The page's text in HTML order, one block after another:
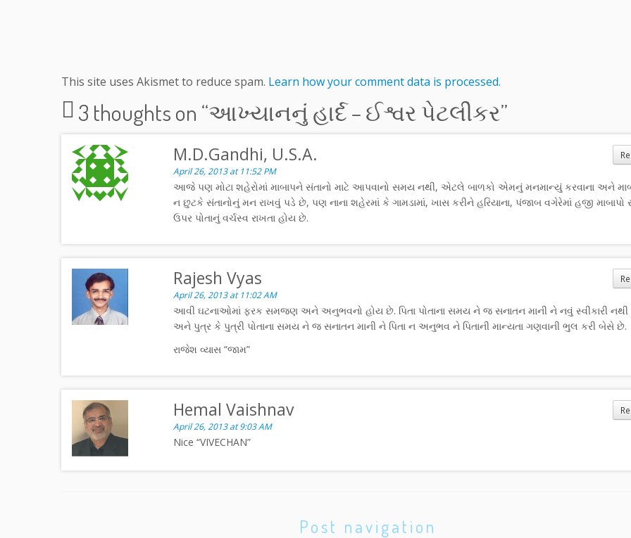
This site uses Akismet to reduce spam. Learn how your comment data is processed.
3 thoughts on “આખ્યાનનું હાર્દ – ઈશ્વર પેટલીકર”
M.D.Gandhi, U.S.A.
April 26, 2013 at 11:52 PM
આજે પણ મોટા શહેરોમાં માબાપને સંતાનો માટે આપવાનો સમય નથી, એટલે બાળકો એમનું મનમાન્યું કરવાના અને
ન છુટકે સંતાનોનું મન રાખવું પડે છે, પણ નાના શહેરમાં કે ગામડામાં, ખાસ કરીને હરિયાના, પંજાબ વગેરેમાં હજી માબાપો
ઉપર પોતાનું વર્ચસ્વ રાખતા હોય છે.
Rajesh Vyas
April 26, 2013 at 11:02 AM
આવી ઘટનાઓમાં ફરક સમજણ અને અનુભવનો હોય છે. પિતા પોતાના સમય ને જ સનાતન માની ને નવું સ્વીકારી નથી
અને પુત્ર કે પુત્રી પોતાના સમય ને જ સનાતન માની ને પિતા ન અનુભવ ને પિતાની માન્યતા ગણવાની ભુલ કરી બેસે છે.
રાજેશ વ્યાસ “જામ”
Hemal Vaishnav
April 26, 2013 at 9:03 AM
Nice “VIVECHAN”
Post navigation